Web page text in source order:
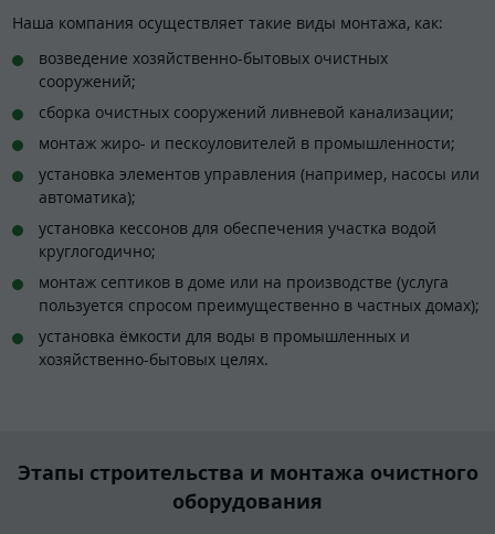
Наша компания осуществляет такие виды монтажа, как:
возведение хозяйственно-бытовых очистных
сооружений;
сборка очистных сооружений ливневой канализации;
монтаж жиро- и пескоуловителей в промышленности;
установка элементов управления (например, насосы или
автоматика);
установка кессонов для обеспечения участка водой
круглогодично;
монтаж септиков в доме или на производстве (услуга
пользуется спросом преимущественно в частных домах);
установка ёмкости для воды в промышленных и
хозяйственно-бытовых целях.
Этапы строительства и монтажа очистного
оборудования